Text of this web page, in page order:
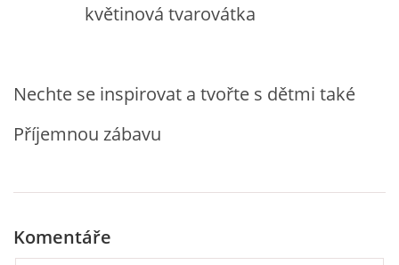
VÝTVARNÉ AKTIVITY - LÉTO
květinová tvarovátka
Nechte se inspirovat a tvořte s dětmi také
Příjemnou zábavu
Komentáře